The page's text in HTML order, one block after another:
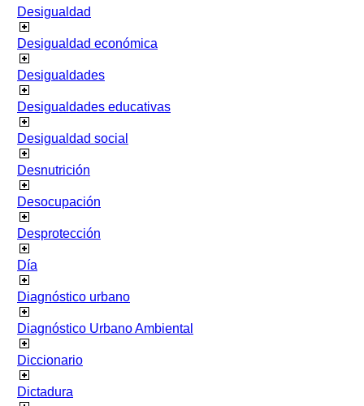
Desigualdad
Desigualdad económica
Desigualdades
Desigualdades educativas
Desigualdad social
Desnutrición
Desocupación
Desprotección
Día
Diagnóstico urbano
Diagnóstico Urbano Ambiental
Diccionario
Dictadura